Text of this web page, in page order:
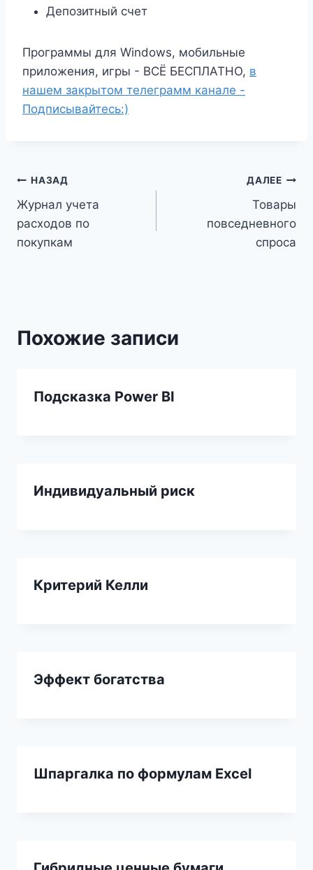
Депозитный счет
Программы для Windows, мобильные
приложения, игры - ВСЁ БЕСПЛАТНО, в
нашем закрытом телеграмм канале -
Подписывайтесь:)
Навигация
по
записям
НАЗАД
Журнал учета
расходов по
покупкам
ДАЛЕЕ
Товары
повседневного
спроса
Похожие записи
Подсказка Power BI
Индивидуальный риск
Критерий Келли
Эффект богатства
Шпаргалка по формулам Excel